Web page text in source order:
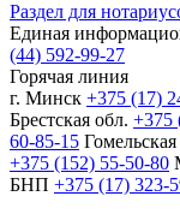
Раздел для
Единая
(44) 592-99-27
Горячая линия
г. Минск +375 (17)
Брестская обл. +375
60-85-15
+375 (152) 55-50-80
БНП +375 (17) 323-